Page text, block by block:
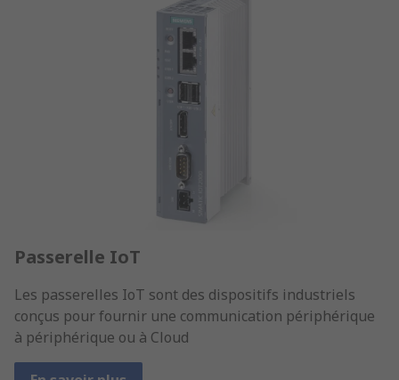
Passerelle IoT
Les passerelles IoT sont des dispositifs industriels
conçus pour fournir une communication périphérique
à périphérique ou à Cloud